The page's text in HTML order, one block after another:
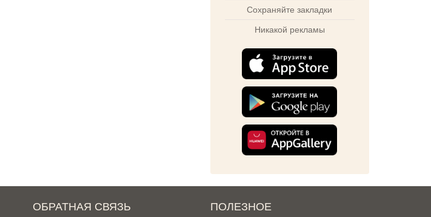
Сохраняйте закладки
Никакой рекламы
ОБРАТНАЯ СВЯЗЬ ПОЛЕЗНОЕ